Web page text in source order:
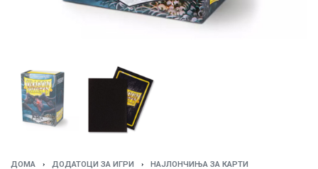
ДОМА › ДОДАТОЦИ ЗА ИГРИ › НАЈЛОНЧИЊА ЗА КАРТИ